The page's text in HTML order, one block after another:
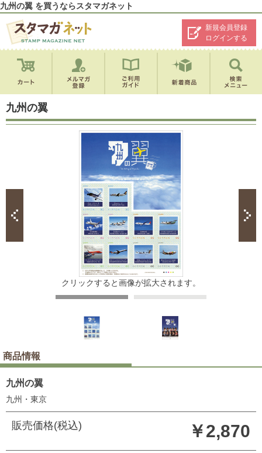
九州の翼 を買うならスタマガネット
新規会員登録
ログインする
九州の翼
クリックすると画像が拡大されます。
商品情報
九州の翼
九州・東京
販売価格(税込) ￥2,870